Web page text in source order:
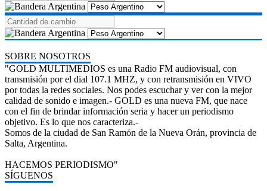
SOBRE NOSOTROS
"GOLD MULTIMEDIOS es una Radio FM audiovisual, con
transmisión por el dial 107.1 MHZ, y con retransmisión en VIVO
por todas la redes sociales. Nos podes escuchar y ver con la mejor
calidad de sonido e imagen.- GOLD es una nueva FM, que nace
con el fin de brindar información seria y hacer un periodismo
objetivo. Es lo que nos caracteriza.-
Somos de la ciudad de San Ramón de la Nueva Orán, provincia de
Salta, Argentina.
HACEMOS PERIODISMO"
SÍGUENOS